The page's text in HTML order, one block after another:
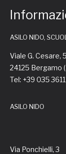
ASILO NIDO,
Viale G. Cesare,
24125 Bergamo
Tel: +39 035
ASILO NIDO
Via Ponchielli, 3